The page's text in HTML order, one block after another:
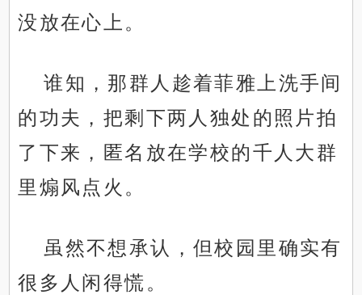
没放在心上。
谁知，那群人趁着菲雅上洗手间
的功夫，把剩下两人独处的照片拍
了下来，匿名放在学校的千人大群
里煽风点火。
虽然不想承认，但校园里确实有
很多人闲得慌。